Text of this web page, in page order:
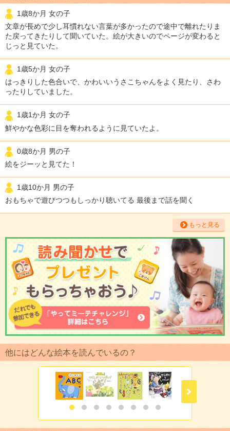
1歳8か月 女の子
文章が長めで少し耳慣れない言葉が多かったので途中で離れたりま
た戻ってきたりして聞いていた。絵が大きいのでページが変わると
じっと見ていた。
1歳5か月 女の子
はっきりした色合いで、かわいいうさこちゃんをよく見たり、さわ
ったりしていました。
1歳1か月 女の子
鮮やかな色彩に目を奪われるように見ていたよ。
0歳8か月 男の子
絵をジーッと見てた！
1歳10か月 男の子
おもちゃで遊びつつもしっかり聴いてる 最後まで話を聞く
もっと見る
他にはどんな絵本を読んでいるの？